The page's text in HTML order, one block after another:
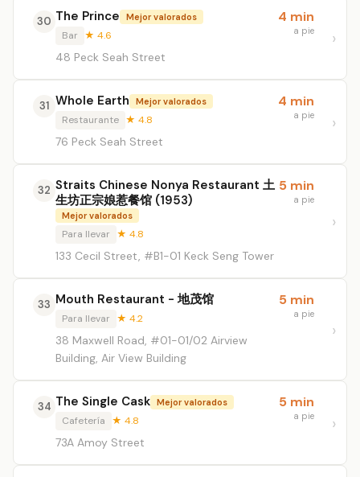
30 The Prince Mejor valorados
Bar ★ 4.6
48 Peck Seah Street
4 min
a pie
31 Whole Earth Mejor valorados
Restaurante ★ 4.8
76 Peck Seah Street
4 min
a pie
32 Straits Chinese Nonya Restaurant 土
生坊正宗娘惹餐馆 (1953)
Mejor valorados
Para llevar ★ 4.8
133 Cecil Street, #B1-01 Keck Seng Tower
5 min
a pie
33 Mouth Restaurant - 地茂馆
Para llevar ★ 4.2
38 Maxwell Road, #01-01/02 Airview
Building, Air View Building
5 min
a pie
34 The Single Cask Mejor valorados
Cafetería ★ 4.8
73A Amoy Street
5 min
a pie